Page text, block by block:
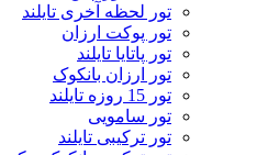
تور لحظه آخری تایلند
تور پوکت ارزان
تور پاتايا تايلند
تور ارزان بانکوک
تور 15 روزه تایلند
تور سامویی
تور ترکیبی تایلند